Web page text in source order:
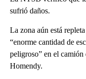
sufrió daños.
La zona aún está
“enorme cantidad de
peligroso” en el
Homendy.